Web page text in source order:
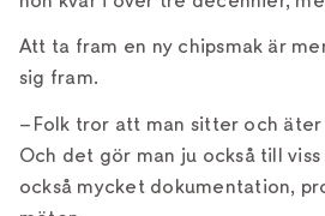
Att ta fram en ny chipsmak är
sig fram.
– Folk tror att man sitter och
Och det gör man ju också till
också mycket dokumentation,